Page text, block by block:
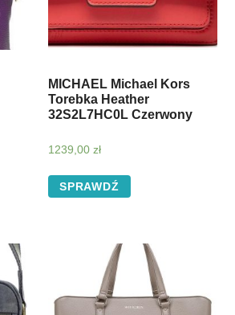
MICHAEL Michael Kors
Torebka Heather
32S2L7HC0L Czerwony
1239,00 zł
SPRAWDŹ